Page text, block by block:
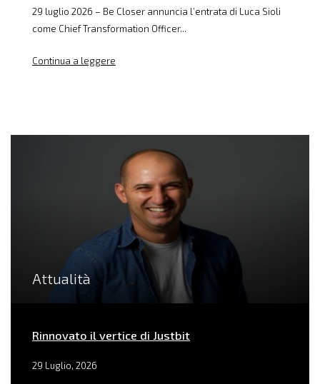
29 luglio 2026 – Be Closer annuncia l’entrata di Luca Sioli
come Chief Transformation Officer...
Continua a leggere
Attualità
Rinnovato il vertice di Justbit
29 Luglio, 2026